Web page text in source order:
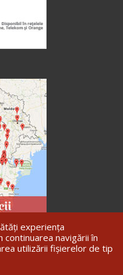
experiența
navigării în
utilizării fișierelor de tip